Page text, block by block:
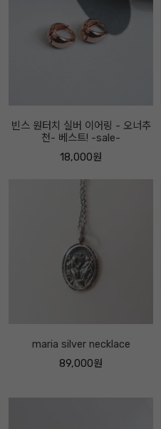
빈스 원터치 실버 이어링 - 오너추
천- 베스트! -sale-
18,000원
maria silver necklace
89,000원